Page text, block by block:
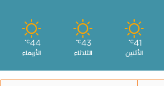
41
℃
الأثنين
43
℃
الثلاثاء
44
℃
الأربعاء